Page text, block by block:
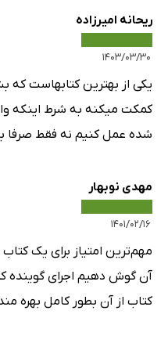
ریحانه امیرزاده
۱۴۰۳/۰۳/۳۰
یکی از بهترین کتابهاست
کمکت میکنه به شرط اینکه
شده عمل کنیم نه فقط صرفا
مهدی نوبهار
۱۴۰۱/۰۲/۱۶
مهم‌ترین امتیاز برای یک
آن گوش دهیم اجرای گوینده
کتاب از آن بطور کامل بهره